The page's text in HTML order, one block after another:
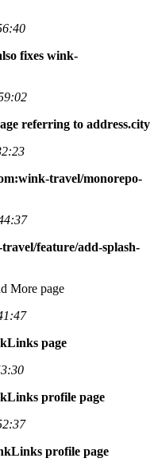
fixes wink-
referring to address.city
travel/monorepo-
feature/add-splash-
More page
page
profile page
profile page